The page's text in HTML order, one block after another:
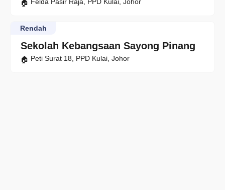
Sekolah Kebangsaan Sayong Pinang
Rendah
Peti Surat 18, PPD Kulai, Johor